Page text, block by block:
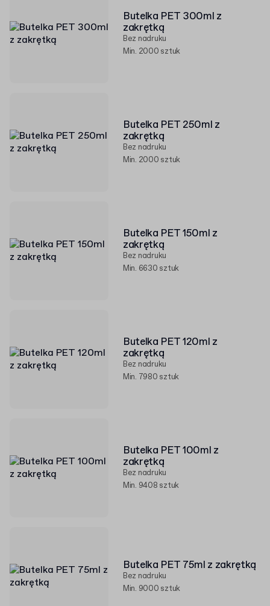
Butelka PET 300ml z
zakrętką
Bez nadruku
Min. 2000 sztuk
Butelka PET 250ml z
zakrętką
Bez nadruku
Min. 2000 sztuk
Butelka PET 150ml z
zakrętką
Bez nadruku
Min. 6630 sztuk
Butelka PET 120ml z
zakrętką
Bez nadruku
Min. 7980 sztuk
Butelka PET 100ml z
zakrętką
Bez nadruku
Min. 9408 sztuk
Butelka PET 75ml z zakrętką
Bez nadruku
Min. 9000 sztuk